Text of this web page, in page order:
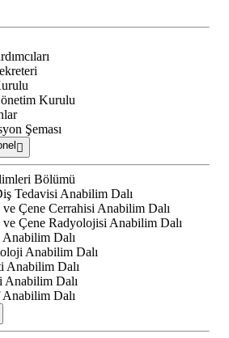
Kurulu
Şeması
Bölümü
Tedavisi Anabilim Dalı
ve Çene Cerrahisi Anabilim Dalı
ve Çene Radyolojisi Anabilim Dalı
Dalı
Anabilim Dalı
Anabilim Dalı
Anabilim Dalı
Dalı